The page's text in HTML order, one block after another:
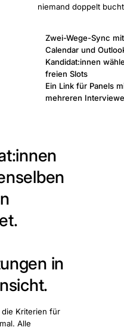
niemand doppelt
Zwei-Wege-Sync
Calendar und
Kandidat:innen
freien Slots
Ein Link für Panels
mehreren
in
die Kriterien für
Alle